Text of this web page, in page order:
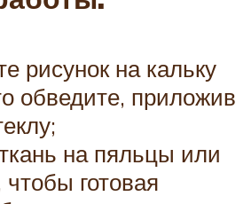
рисунок на кальку
обведите, приложив
на пяльцы или
чтобы готовая